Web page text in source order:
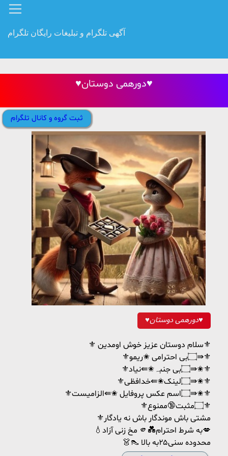
آگهی تلگرام و تبلیغات رایگان تلگرام
♥️دورهمی دوستان♥️
ثبت گروه و کانال تلگرام
♥️دورهمی دوستان♥️
⚜️ سلام دوستان عزیز خوش اومدین⚜️
⚜️۝بی احترامی ✬ریمو⇛⚜️
⚜️۝بی جنبہ✬⇚نیاد⇛✬⚜️
⚜️۝لینک✬⇚خدافظی⇛✬⚜️
⚜️۝اسم عکس پروفایل ✬⇚الزامیست⇛✬⚜️
⚜️۝مثبت🔞ممنوع⚜️
⚜️مشتی باش موندگار باش نه یادگار
💧مخ زنی آزاد 🫵💑به شرط احترام💋
👗👠 محدوده سنی۲۵به بالا